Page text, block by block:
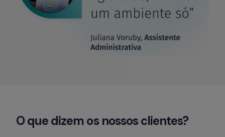
O que dizem os nossos clientes?